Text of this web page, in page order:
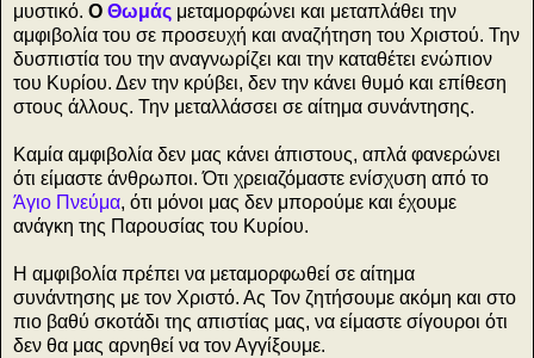
μυστικό. Ο Θωμάς μεταμορφώνει και μεταπλάθει την
αμφιβολία του σε προσευχή και αναζήτηση του Χριστού. Την
δυσπιστία του την αναγνωρίζει και την καταθέτει ενώπιον
του Κυρίου. Δεν την κρύβει, δεν την κάνει θυμό και επίθεση
στους άλλους. Την μεταλλάσσει σε αίτημα συνάντησης.
Καμία αμφιβολία δεν μας κάνει άπιστους, απλά φανερώνει
ότι είμαστε άνθρωποι. Ότι χρειαζόμαστε ενίσχυση από το
Άγιο Πνεύμα, ότι μόνοι μας δεν μπορούμε και έχουμε
ανάγκη της Παρουσίας του Κυρίου.
Η αμφιβολία πρέπει να μεταμορφωθεί σε αίτημα
συνάντησης με τον Χριστό. Ας Τον ζητήσουμε ακόμη και στο
πιο βαθύ σκοτάδι της απιστίας μας, να είμαστε σίγουροι ότι
δεν θα μας αρνηθεί να τον Αγγίξουμε.